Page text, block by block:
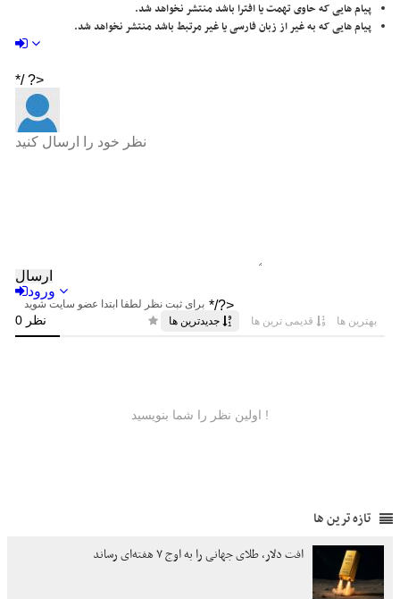
پیام هایی که حاوی تهمت یا افترا باشد منتشر نخواهد شد.
پیام هایی که به غیر از زبان فارسی یا غیر مرتبط باشد منتشر نخواهد شد.
تازه ترین ها
افت دلار، طلای جهانی را به اوج ۷ هفته‌ای رساند